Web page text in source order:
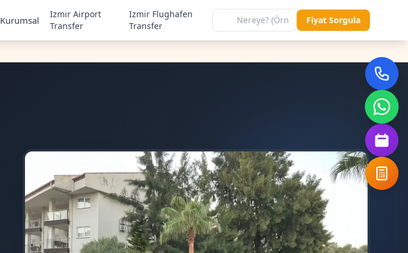
Kurumsal
Izmir Airport
Transfer
Izmir Flughafen
Transfer
Fiyat Sorgula